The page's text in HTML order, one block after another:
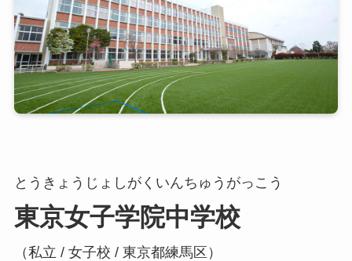
とうきょうじょしがくいんちゅうがっこう
東京女子学院中学校
（私立 / 女子校 / 東京都練馬区）